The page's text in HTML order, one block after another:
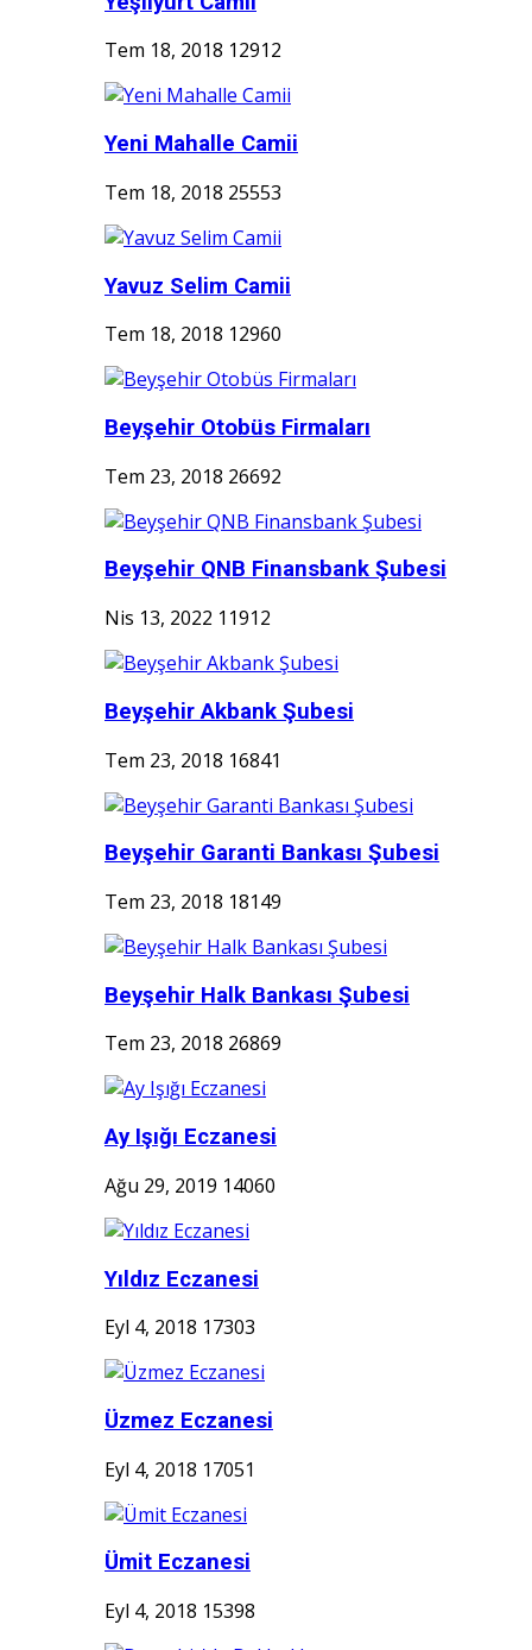
Tem 18, 2018 12912
Yeni Mahalle Camii
Tem 18, 2018 25553
Yavuz Selim Camii
Tem 18, 2018 12960
Beyşehir Otobüs Firmaları
Tem 23, 2018 26692
Beyşehir QNB Finansbank Şubesi
Nis 13, 2022 11912
Beyşehir Akbank Şubesi
Tem 23, 2018 16841
Beyşehir Garanti Bankası Şubesi
Tem 23, 2018 18149
Beyşehir Halk Bankası Şubesi
Tem 23, 2018 26869
Ay Işığı Eczanesi
Ağu 29, 2019 14060
Yıldız Eczanesi
Eyl 4, 2018 17303
Üzmez Eczanesi
Eyl 4, 2018 17051
Ümit Eczanesi
Eyl 4, 2018 15398